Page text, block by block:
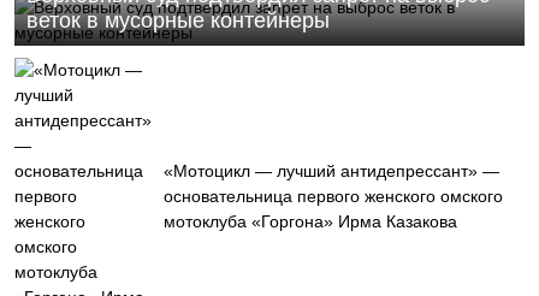
веток в мусорные контейнеры
«Мотоцикл — лучший антидепрессант» —
основательница первого женского омского
мотоклуба «Горгона» Ирма Казакова